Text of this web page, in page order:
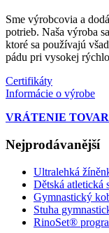
Sme výrobcovia a
potrieb. Naša výroba
ktoré sa používajú
pádu pri vysokej
Certifikáty
Informácie o výrobe
VRÁTENIE
Nejprodávanější
Ultralehká
Dětská atletická
Gymnastický
Stuha
RinoSet®